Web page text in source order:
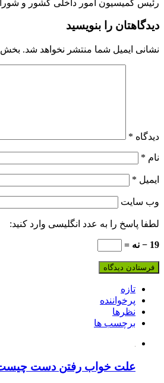
رئیس کمیسیون امور داخلی کشور و شوراهای مجلس، از بدهی ۳۰ هزار میلیارد تومانی سازمان
دیدگاهتان را بنویسید
نشانی ایمیل شما منتشر نخواهد شد.
دیدگاه *
نام *
ایمیل *
وب‌ سایت
لطفا پاسخ را به عدد انگلیسی وارد کنید:
19 − نه =
تازه
پرخواننده
نظرها
برچسب ها
علت خواب رفتن دست